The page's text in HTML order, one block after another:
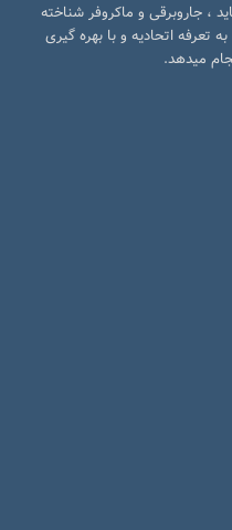
، جاروبرقی و ماکروفر شناخته
تعرفه اتحادیه و با بهره گیری
میدهد.